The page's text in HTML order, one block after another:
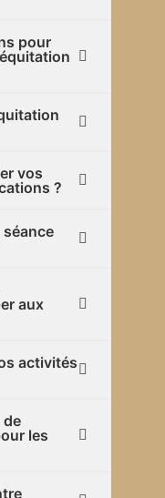
pour
vos
?
aux
activités
de
les